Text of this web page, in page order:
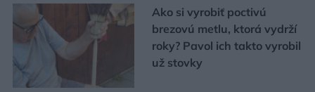
Ako si vyrobiť poctivú
brezovú metlu, ktorá vydrží
roky? Pavol ich takto vyrobil
už stovky